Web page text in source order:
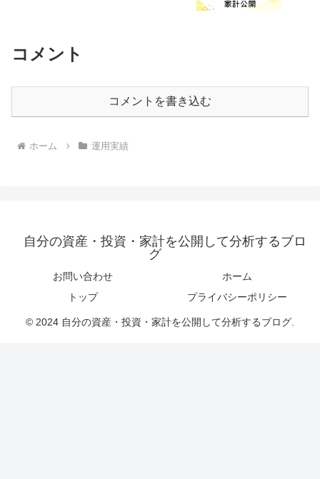
コメント
コメントを書き込む
ホーム 運用実績
自分の資産・投資・家計を公開して分析するブロ
グ
お問い合わせ
ホーム
トップ
プライバシーポリシー
© 2024 自分の資産・投資・家計を公開して分析するブログ.